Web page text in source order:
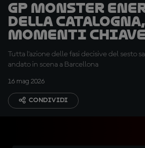
GP Monster
della
momenti
Tissot Sprint
Tutta l'azione delle fasi decisive del sesto
andato in scena a Barcellona
16 mag 2026
CONDIVIDI